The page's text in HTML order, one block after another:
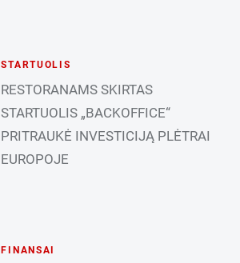
STARTUOLIS
RESTORANAMS SKIRTAS
STARTUOLIS „BACKOFFICE“
PRITRAUKĖ INVESTICIJĄ PLĖTRAI
EUROPOJE
FINANSAI